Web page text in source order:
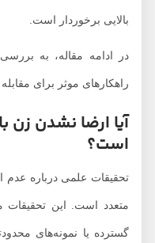
بالایی برخوردار است.
در ادامه مقاله، به بررسی
راهکارهای موثر برای مقابله با
آیا ارضا نشدن زن
است؟
تحقیقات علمی درباره عدم
متعدد است. این تحقیقات
گسترده یا نمونه‌های